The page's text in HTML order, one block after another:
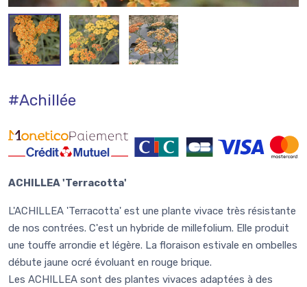
#Achillée
ACHILLEA 'Terracotta'
L'ACHILLEA 'Terracotta' est une plante vivace très résistante
de nos contrées. C'est un hybride de millefolium. Elle produit
une touffe arrondie et légère. La floraison estivale en ombelles
débute jaune ocré évoluant en rouge brique.
Les ACHILLEA sont des plantes vivaces adaptées à des